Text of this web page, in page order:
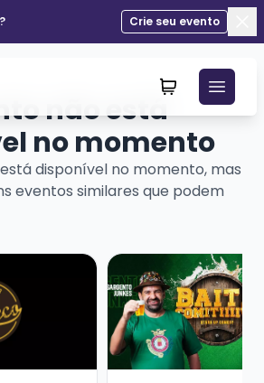
Crie seu evento
não está
no momento
disponível no momento, mas
eventos similares que podem
BOECHE - SHOW SOLO
Veja mais sobre